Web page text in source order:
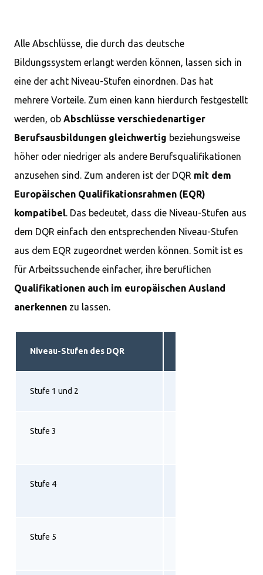
Alle Abschlüsse, die durch das deutsche
Bildungssystem erlangt werden können, lassen sich in
eine der acht Niveau-Stufen einordnen. Das hat
mehrere Vorteile. Zum einen kann hierdurch festgestellt
werden, ob Abschlüsse verschiedenartiger
Berufsausbildungen gleichwertig beziehungsweise
höher oder niedriger als andere Berufsqualifikationen
anzusehen sind. Zum anderen ist der DQR mit dem
Europäischen Qualifikationsrahmen (EQR)
kompatibel. Das bedeutet, dass die Niveau-Stufen aus
dem DQR einfach den entsprechenden Niveau-Stufen
aus dem EQR zugeordnet werden können. Somit ist es
für Arbeitssuchende einfacher, ihre beruflichen
Qualifikationen auch im europäischen Ausland
anerkennen zu lassen.
Niveau-Stufen des DQR
Stufe 1 und 2
Stufe 3
Stufe 4
Stufe 5